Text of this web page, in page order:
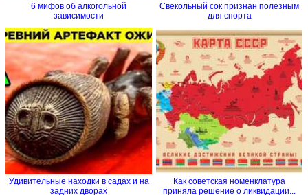
6 мифов об алкогольной
зависимости
Свекольный сок признан полезным
для спорта
Удивительные находки в садах и на
задних дворах
Как советская номенклатура
приняла решение о ликвидации...